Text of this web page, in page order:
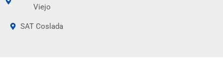
Viejo
SAT Coslada